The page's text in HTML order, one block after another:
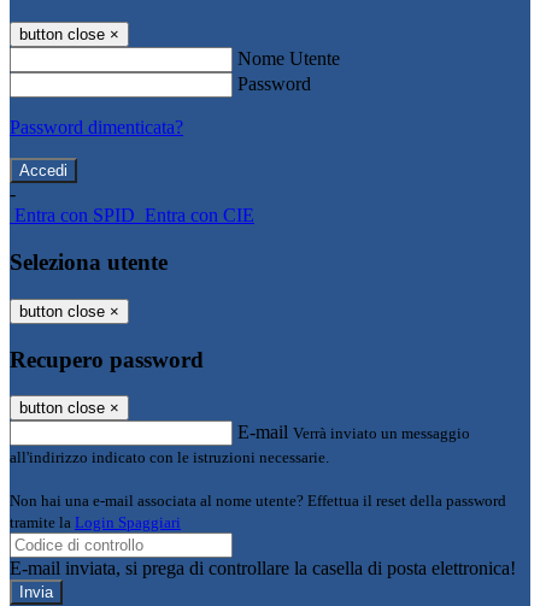
button close ×
Nome Utente
Password
Password dimenticata?
-
Entra con SPID Entra con CIE
Seleziona utente
button close ×
Recupero password
button close ×
E-mail Verrà inviato un messaggio
all'indirizzo indicato con le istruzioni necessarie.
Non hai una e-mail associata al nome utente? Effettua il reset della password
tramite la Login Spaggiari
E-mail inviata, si prega di controllare la casella di posta elettronica!